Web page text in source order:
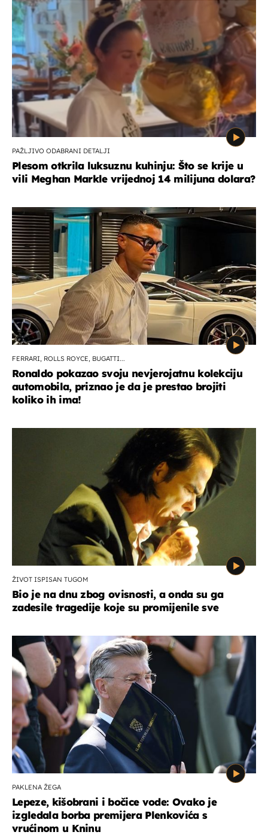
PAŽLJIVO ODABRANI DETALJI
Plesom otkrila luksuznu kuhinju: Što se krije u
vili Meghan Markle vrijednoj 14 milijuna dolara?
FERRARI, ROLLS ROYCE, BUGATTI...
Ronaldo pokazao svoju nevjerojatnu kolekciju
automobila, priznao je da je prestao brojiti
koliko ih ima!
ŽIVOT ISPISAN TUGOM
Bio je na dnu zbog ovisnosti, a onda su ga
zadesile tragedije koje su promijenile sve
PAKLENA ŽEGA
Lepeze, kišobrani i bočice vode: Ovako je
izgledala borba premijera Plenkovića s
vrućinom u Kninu